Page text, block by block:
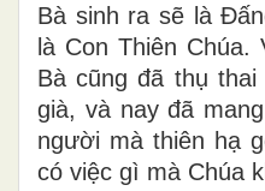
Bà sinh ra sẽ là
là Con Thiên Chúa.
Bà cũng đã thụ
già, và nay đã
người mà thiên hạ
có việc gì mà Chúa